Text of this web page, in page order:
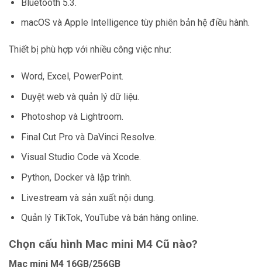
Bluetooth 5.3.
macOS và Apple Intelligence tùy phiên bản hệ điều hành.
Thiết bị phù hợp với nhiều công việc như:
Word, Excel, PowerPoint.
Duyệt web và quản lý dữ liệu.
Photoshop và Lightroom.
Final Cut Pro và DaVinci Resolve.
Visual Studio Code và Xcode.
Python, Docker và lập trình.
Livestream và sản xuất nội dung.
Quản lý TikTok, YouTube và bán hàng online.
Chọn cấu hình Mac mini M4 Cũ nào?
Mac mini M4 16GB/256GB